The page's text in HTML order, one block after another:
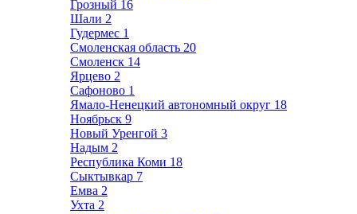
Грозный 16
Шали 2
Гудермес 1
Смоленская область 20
Смоленск 14
Ярцево 2
Сафоново 1
Ямало-Ненецкий автономный округ 18
Ноябрьск 9
Новый Уренгой 3
Надым 2
Республика Коми 18
Сыктывкар 7
Емва 2
Ухта 2